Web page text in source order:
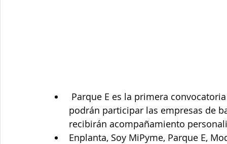
podrán participar las empresas de
recibirán acompañamiento
Enplanta, Soy MiPyme, Parque E,